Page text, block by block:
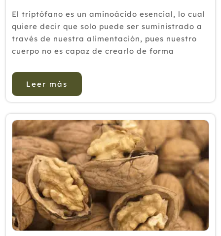
El triptófano es un aminoácido esencial, lo cual
quiere decir que solo puede ser suministrado a
través de nuestra alimentación, pues nuestro
cuerpo no es capaz de crearlo de forma
serotonina y niacina es impo...
Leer más